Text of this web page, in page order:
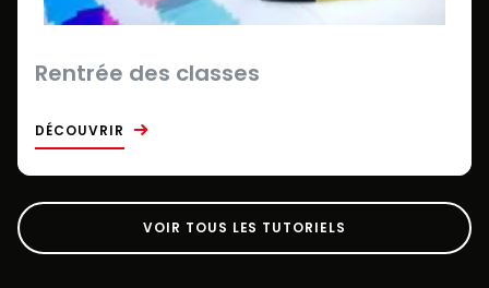
Rentrée des classes
DÉCOUVRIR
VOIR TOUS LES TUTORIELS